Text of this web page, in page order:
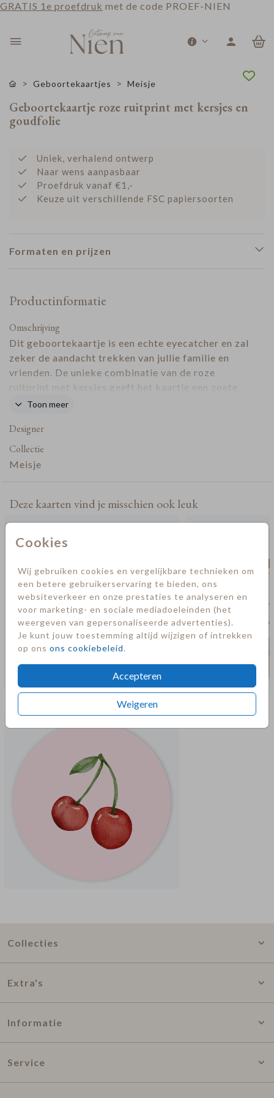
GRATIS 1e proefdruk met de code PROEF-NIEN
Cookies
Wij gebruiken cookies en vergelijkbare technieken om
een betere gebruikerservaring te bieden, ons
websiteverkeer en onze prestaties te analyseren en
voor marketing- en sociale mediadoeleinden (het
weergeven van gepersonaliseerde advertenties).
Je kunt jouw toestemming altijd wijzigen of intrekken
op ons ons cookiebeleid.
Accepteren
Weigeren
Geboortekaartjes Meisje
Geboortekaartje roze ruitprint met kersjes en
goudfolie
Uniek, verhalend ontwerp
Naar wens aanpasbaar
Proefdruk vanaf €1,-
Keuze uit verschillende FSC papiersoorten
Formaten en prijzen
Productinformatie
Omschrijving
Dit geboortekaartje is een echte eyecatcher en zal
zeker de aandacht trekken van jullie familie en
vrienden. De unieke combinatie van de roze
ruitprint met kersjes geeft het kaartje een zoete
uitstraling.
Toon meer
Designer
Collectie
Meisje
Deze kaarten vind je misschien ook leuk
Collecties
Extra's
Informatie
Service